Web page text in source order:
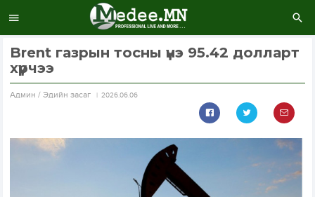
Brent газрын тосны үнэ 95.42 долларт
хүрчээ
Aдмин / Эдийн засаг 2026.06.06